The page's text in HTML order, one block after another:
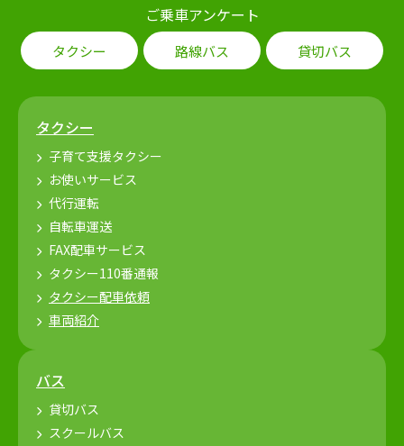
ご乗車アンケート
タクシー 路線バス 貸切バス
タクシー
子育て支援タクシー
お使いサービス
代行運転
自転車運送
FAX配車サービス
タクシー110番通報
タクシー配車依頼
車両紹介
バス
貸切バス
スクールバス